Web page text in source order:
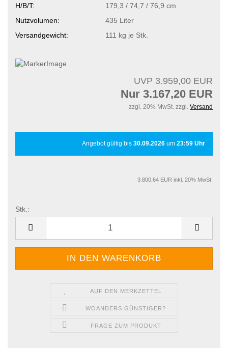
H/B/T:
179,3 / 74,7 / 76,9 cm
Nutzvolumen:
435 Liter
Versandgewicht:
111 kg je Stk.
UVP 3.959,00 EUR
Nur 3.167,20 EUR
zzgl. 20% MwSt. zzgl. Versand
Angebot gültig bis 30.09.2026 um 23:59 Uhr
3.800,64 EUR inkl. 20% MwSt.
Stk.:
AUF DEN MERKZETTEL
WOANDERS GÜNSTIGER?
FRAGE ZUM PRODUKT